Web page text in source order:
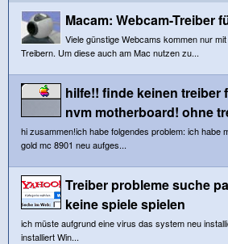
Macam: Webcam-Treiber
Viele günstige Webcams kommen nur
Treibern. Um diese auch am Mac nutzen zu...
hilfe!! finde keinen treiber
nvm motherboard! ohne
hi zusammen!ich habe folgendes problem: ich habe
gold mc 8901 neu aufges...
Treiber probleme suche
keine spiele spielen
ich müste aufgrund eine virus das system neu
installiert Win...